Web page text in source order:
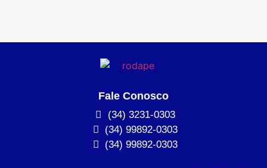
Fale Conosco
(34) 3231-0303
(34) 99892-0303
(34) 99892-0303